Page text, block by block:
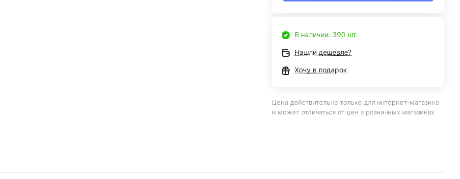
В наличии: 390 шт.
Нашли дешевле?
Хочу в подарок
Цена действительна только для интернет-магазина
и может отличаться от цен в розничных магазинах